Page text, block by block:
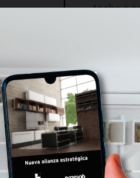
techo o
los
Medidas:
3000mm
Peso:
Pack:
ficha-